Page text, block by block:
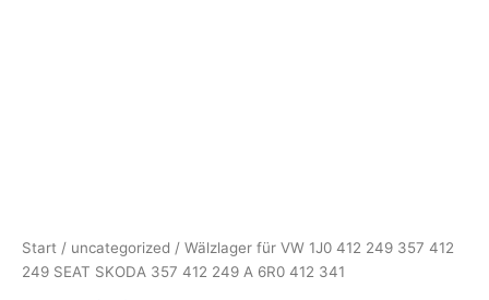
Start / uncategorized / Wälzlager für VW 1J0 412 249 357 412
249 SEAT SKODA 357 412 249 A 6R0 412 341